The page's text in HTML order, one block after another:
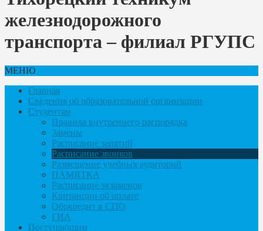
железнодорожного
транспорта – филиал РГУПС
МЕНЮ
Главная
Сведения об образовательной организации
Студентам
Правила внутреннего распорядка
Замены
Расписание занятий
Расписание звонков
Размещение учебных аудиторий
ПАМЯТКА
Расписание экзаменов
Квитанции об оплате
Обркредит в СПО
ГИА
Поступающим